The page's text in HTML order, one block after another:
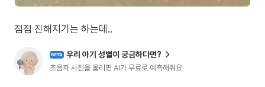
점점 진해지기는 하는데..
BETA 우리 아기 성별이 궁금하다면?
초음파 사진을 올리면 AI가 무료로 예측해줘요